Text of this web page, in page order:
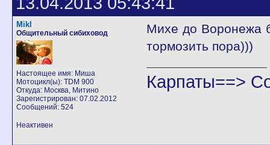
Mikl
Общительный сибиховод
Настоящее имя: Миша
Мотоцикл(ы): TDM 900
Откуда: Москва, Митино
Зарегистрирован: 07.02.2012
Сообщений: 524
Михе до Воронежа
тормозить пора)))
Карпаты==>
Неактивен